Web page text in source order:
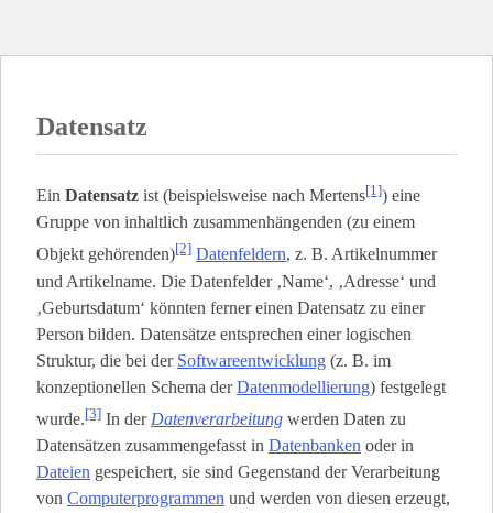
Datensatz
Ein Datensatz ist (beispielsweise nach Mertens[1]) eine
Gruppe von inhaltlich zusammenhängenden (zu einem
Objekt gehörenden)[2] Datenfeldern, z. B. Artikelnummer
und Artikelname. Die Datenfelder ‚Name‘, ‚Adresse‘ und
‚Geburtsdatum‘ könnten ferner einen Datensatz zu einer
Person bilden. Datensätze entsprechen einer logischen
Struktur, die bei der Softwareentwicklung (z. B. im
konzeptionellen Schema derDatenmodellierung) festgelegt
wurde.[3] In der Datenverarbeitung werden Daten zu
Datensätzen zusammengefasst in Datenbanken oder in
Dateien gespeichert, sie sind Gegenstand der Verarbeitung
von Computerprogrammen und werden von diesen erzeugt,